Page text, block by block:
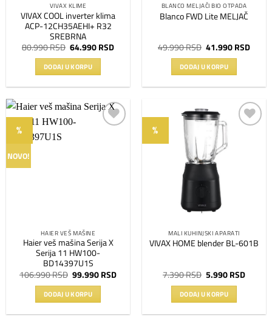
VIVAX KLIME
VIVAX COOL inverter klima
ACP-12CH35AEHI+ R32
SREBRNA
80.990RSD Originalna
cena
je
bila:
80.990 RSD.
64.990 RSDTrenutna
DODAJ U KORPU
BLANCO MELJAČI BIO OTPADA
Blanco FWD Lite MELJAČ
49.990RSD Originalna
cena
je
bila:
49.990 RSD.
41.990 RSD
DODAJ U KORPU
%
NOVO!
HAIER VEŠ MAŠINE
Haier veš mašina Serija X
Serija 11 HW100-
BD14397U1S
106.990RSD Originalna
cena
je
bila:
106.990 RSD.
99.990 RSDTrenutna
DODAJ U KORPU
%
MALI KUHINJSKI APARATI
VIVAX HOME blender BL-601B
7.390RSD Originalna
cena
je
bila:
7.390 RSD.
5.990 RSD
DODAJ U KORPU